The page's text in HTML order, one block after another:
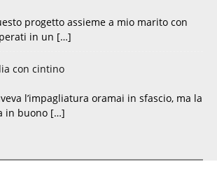
progetto assieme a mio marito con
in un […]
con cintino
l’impagliatura oramai in sfascio, ma la
in buono […]